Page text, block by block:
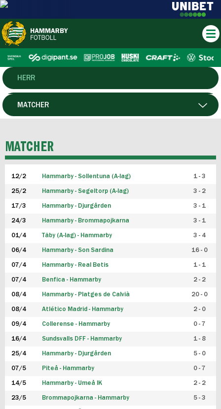
HERR
DAM
P19
F19
FUTSAL HERR
FUTSAL DAM
MATCHER
MATCHER
12/2 Hammarby - Sollentuna (A-lag) 1 - 3
25/2 Hammarby - Segeltorp (A-lag) 3 - 2
17/3 Hammarby - Djurgården 3 - 1
24/3 Hammarby - Brommapojkarna 3 - 1
01/4 Täby (A-lag) - Hammarby 3 - 4
06/4 Hammarby - Son Sardina 16 - 0
07/4 Hammarby - Real Betis 1 - 1
07/4 Benfica - Hammarby 2 - 2
08/4 Hammarby - Platges de Calvià 20 - 0
08/4 Atlético Madrid - Hammarby 2 - 0
09/4 Collerense - Hammarby 0 - 7
16/4 Sundsvalls DFF - Hammarby 1 - 8
25/4 Hammarby - Djurgården 5 - 0
07/5 Piteå - Hammarby 0 - 7
14/5 Hammarby - Umeå IK 2 - 2
23/5 Brommapojkarna - Hammarby 5 - 3